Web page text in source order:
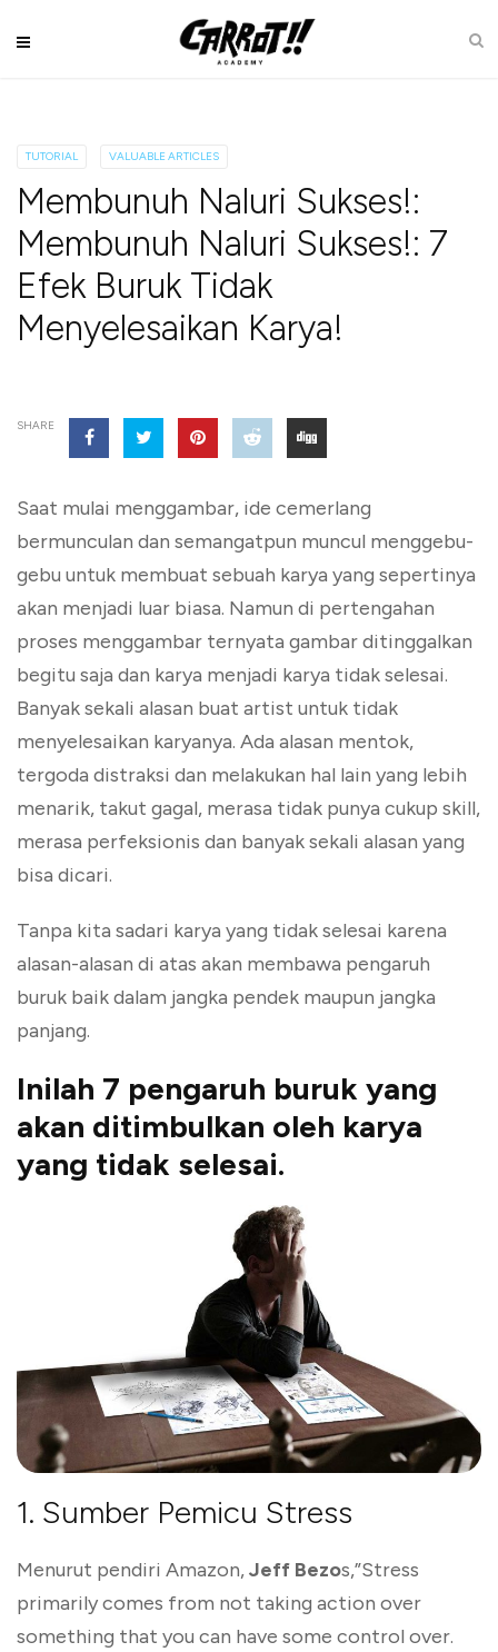
TUTORIAL VALUABLE ARTICLES
Membunuh Naluri Sukses!:
Membunuh Naluri Sukses!: 7
Efek Buruk Tidak
Menyelesaikan Karya!
SHARE
Saat mulai menggambar, ide cemerlang
bermunculan dan semangatpun muncul menggebu-
gebu untuk membuat sebuah karya yang sepertinya
akan menjadi luar biasa. Namun di pertengahan
proses menggambar ternyata gambar ditinggalkan
begitu saja dan karya menjadi karya tidak selesai.
Banyak sekali alasan buat artist untuk tidak
menyelesaikan karyanya. Ada alasan mentok,
tergoda distraksi dan melakukan hal lain yang lebih
menarik, takut gagal, merasa tidak punya cukup skill,
merasa perfeksionis dan banyak sekali alasan yang
bisa dicari.
Tanpa kita sadari karya yang tidak selesai karena
alasan-alasan di atas akan membawa pengaruh
buruk baik dalam jangka pendek maupun jangka
panjang.
Inilah 7 pengaruh buruk yang
akan ditimbulkan oleh karya
yang tidak selesai.
1. Sumber Pemicu Stress
Menurut pendiri Amazon,Jeff Bezos,”Stress
primarily comes from not taking action over
something that you can have some control over.